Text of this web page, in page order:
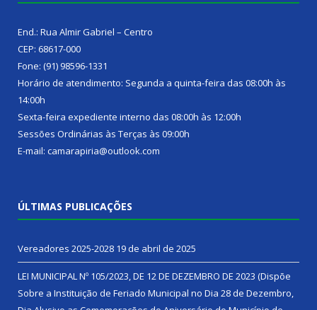
End.: Rua Almir Gabriel – Centro
CEP: 68617-000
Fone: (91) 98596-1331
Horário de atendimento: Segunda a quinta-feira das 08:00h às
14:00h
Sexta-feira expediente interno das 08:00h às 12:00h
Sessões Ordinárias às Terças às 09:00h
E-mail: camarapiria@outlook.com
ÚLTIMAS PUBLICAÇÕES
Vereadores 2025-2028 19 de abril de 2025
LEI MUNICIPAL Nº 105/2023, DE 12 DE DEZEMBRO DE 2023 (Dispõe
Sobre a Instituição de Feriado Municipal no Dia 28 de Dezembro,